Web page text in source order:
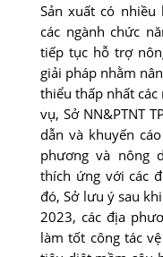
Sản xuất có nhiều
các ngành chức
tiếp tục hỗ trợ
giải pháp nhằm
thiểu thấp nhất
vụ, Sở NN&PTNT
dẫn và khuyến
phương và nông
thích ứng với các
đó, Sở lưu ý sau
2023, các địa
làm tốt công tác